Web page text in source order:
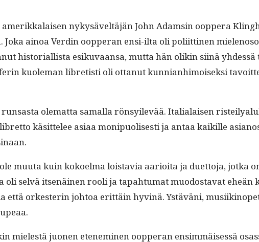
nykysäveltäjän John Adam­sin oop­pera
ain­oa Verdin oop­per­an ensi-ilta oli poli­it­ti­nen
his­to­ri­al­lista esiku­vaansa, mut­ta hän olikin siinä
kuole­man libretisti oli ottanut kun­ni­an­hi­moi­sek­si
olemat­ta samal­la rön­sy­ilevää. Ital­ialaisen
käsit­telee asi­aa monipuolis­es­ti ja antaa kaikille
muu­ta kuin kokoel­ma lois­tavia aar­i­oi­ta ja duet­to­ja, jot­ka
selvä itsenäi­nen rooli ja tapah­tu­mat muo­dosta­vat
orkesterin johtoa erit­täin hyv­inä. Ystäväni,
mielestä juo­nen eten­e­m­i­nen oop­per­an ensim­mäisessä